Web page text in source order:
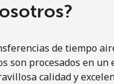
de tiempo
son procesados en un
calidad y